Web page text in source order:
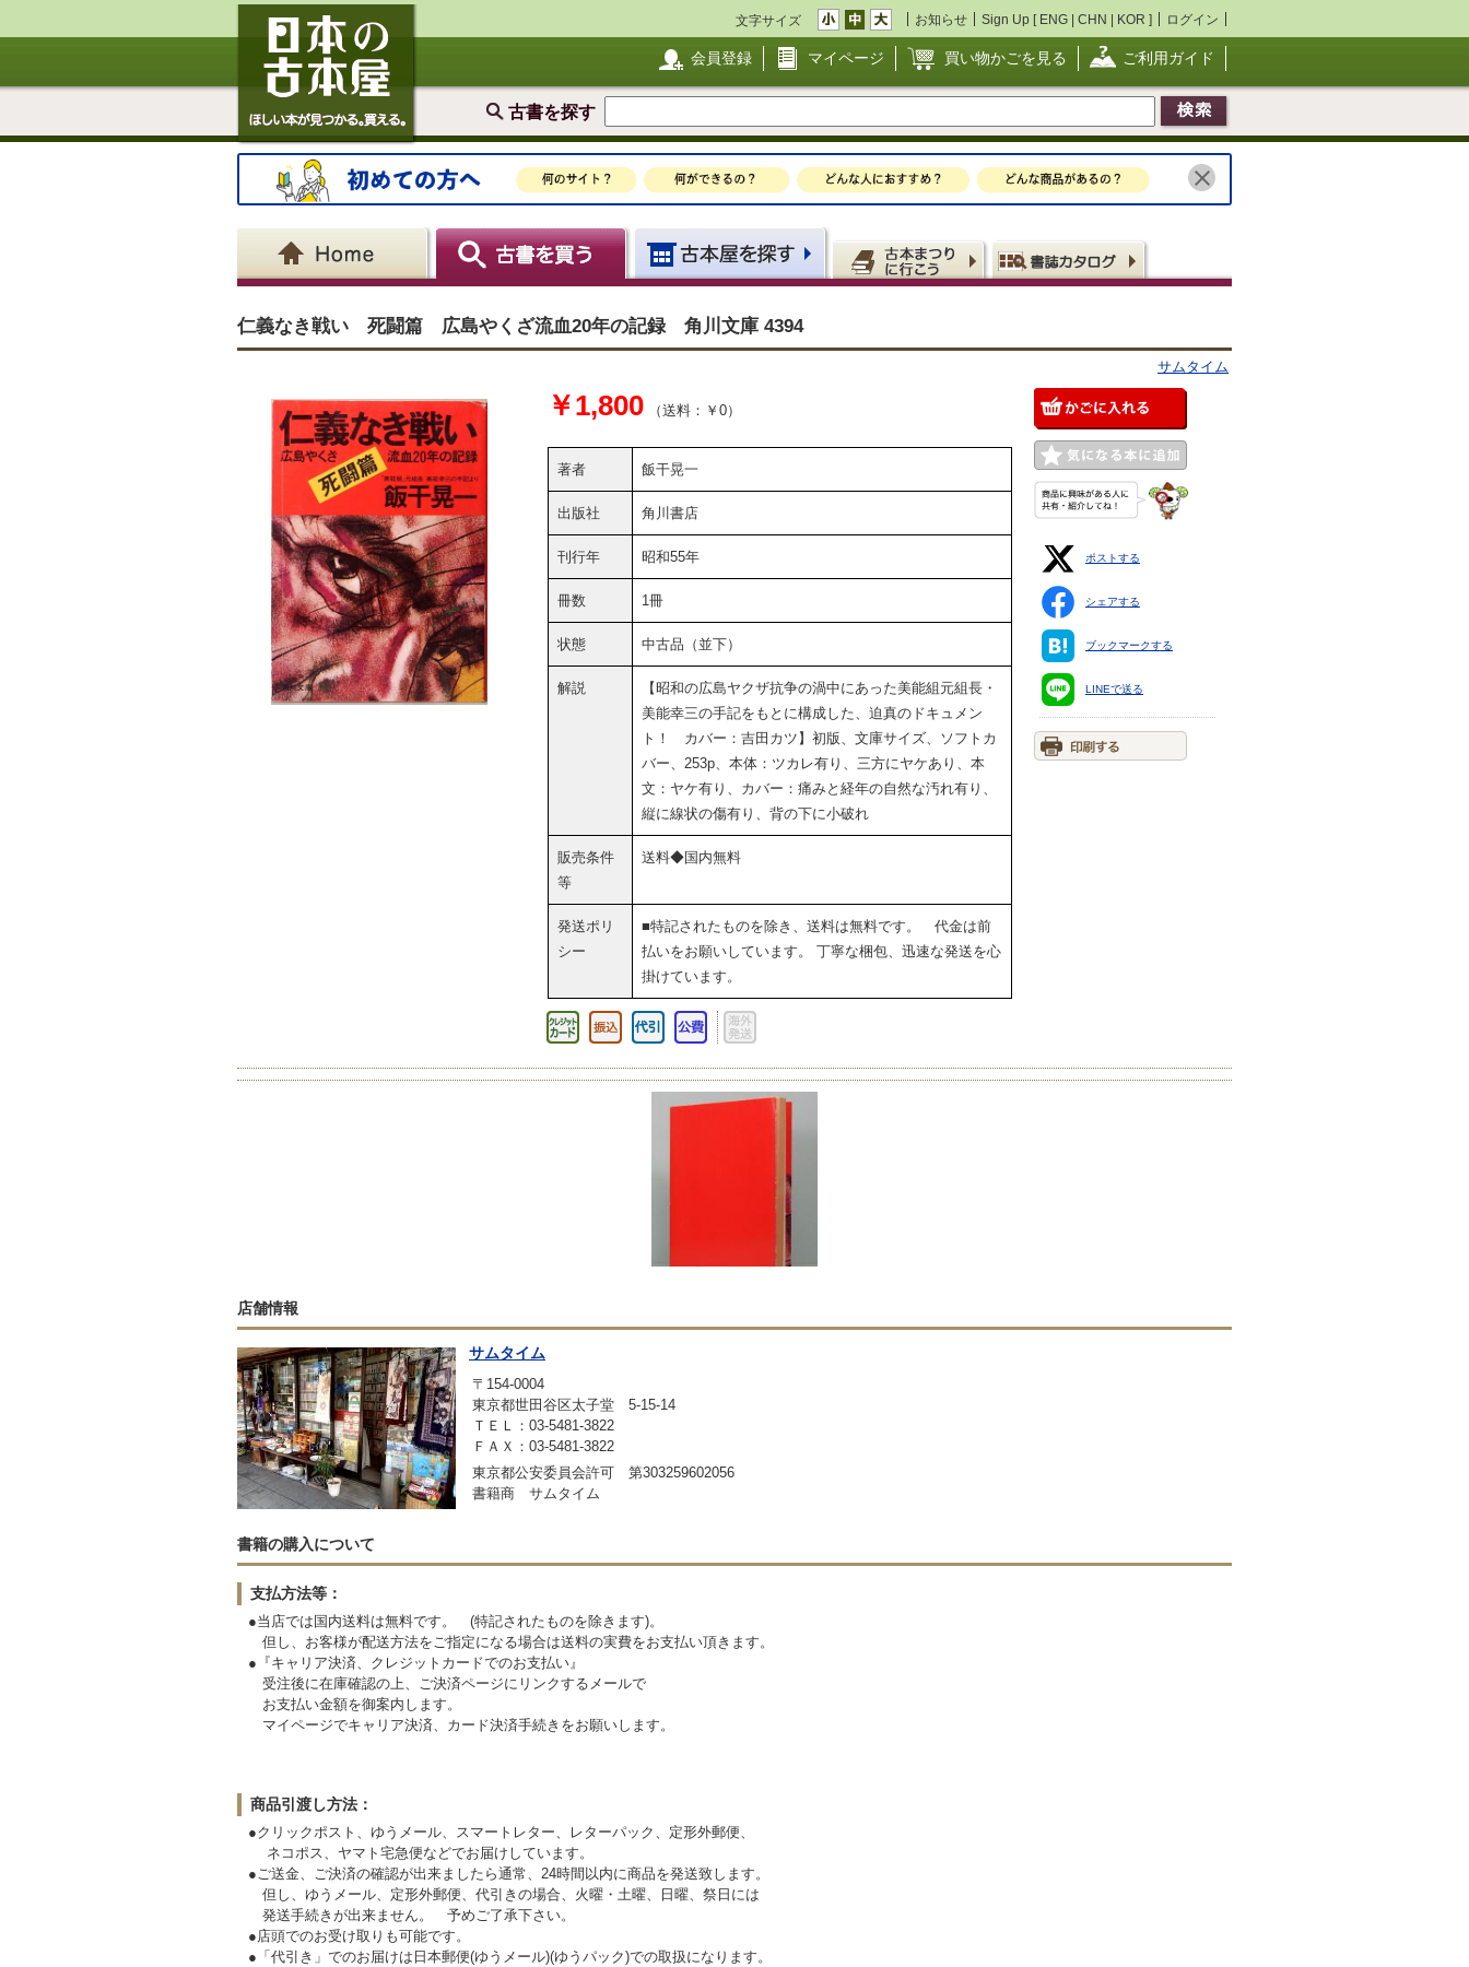
文字サイズ お知らせ Sign Up [ ENG | CHN | KOR ] ログイン
会員登録 マイページ 買い物かごを見る ご利用ガイド
古書を探す
仁義なき戦い 死闘篇 広島やくざ流血20年の記録 角川文庫 4394
サムタイム
￥1,800 （送料：￥0）
著者 飯干晃一
出版社 角川書店
刊行年 昭和55年
冊数 1冊
状態 中古品（並下）
解説
【昭和の広島ヤクザ抗争の渦中にあった美能組元組長・
美能幸三の手記をもとに構成した、迫真のドキュメン
ト！ カバー：吉田カツ】初版、文庫サイズ、ソフトカ
バー、253p、本体：ツカレ有り、三方にヤケあり、本
文：ヤケ有り、カバー：痛みと経年の自然な汚れ有り、
縦に線状の傷有り、背の下に小破れ
販売条件
等
送料◆国内無料
発送ポリ
シー
■特記されたものを除き、送料は無料です。 代金は前
払いをお願いしています。 丁寧な梱包、迅速な発送を心
掛けています。
ポストする
シェアする
ブックマークする
LINEで送る
店舗情報
サムタイム
〒154-0004
東京都世田谷区太子堂 5-15-14
ＴＥＬ：03-5481-3822
ＦＡＸ：03-5481-3822
東京都公安委員会許可 第303259602056
書籍商 サムタイム
書籍の購入について
支払方法等：
●当店では国内送料は無料です。 (特記されたものを除きます)。
但し、お客様が配送方法をご指定になる場合は送料の実費をお支払い頂きます。
●『キャリア決済、クレジットカードでのお支払い』
受注後に在庫確認の上、ご決済ページにリンクするメールで
お支払い金額を御案内します。
マイページでキャリア決済、カード決済手続きをお願いします。
商品引渡し方法：
●クリックポスト、ゆうメール、スマートレター、レターパック、定形外郵便、
ネコポス、ヤマト宅急便などでお届けしています。
●ご送金、ご決済の確認が出来ましたら通常、24時間以内に商品を発送致します。
但し、ゆうメール、定形外郵便、代引きの場合、火曜・土曜、日曜、祭日には
発送手続きが出来ません。 予めご了承下さい。
●店頭でのお受け取りも可能です。
●「代引き」でのお届けは日本郵便(ゆうメール)(ゆうパック)での取扱になります。